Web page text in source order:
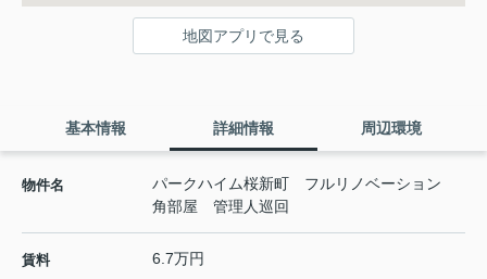
地図アプリで見る
基本情報 詳細情報 周辺環境
物件名
パークハイム桜新町 フルリノベーション
角部屋 管理人巡回
賃料 6.7万円